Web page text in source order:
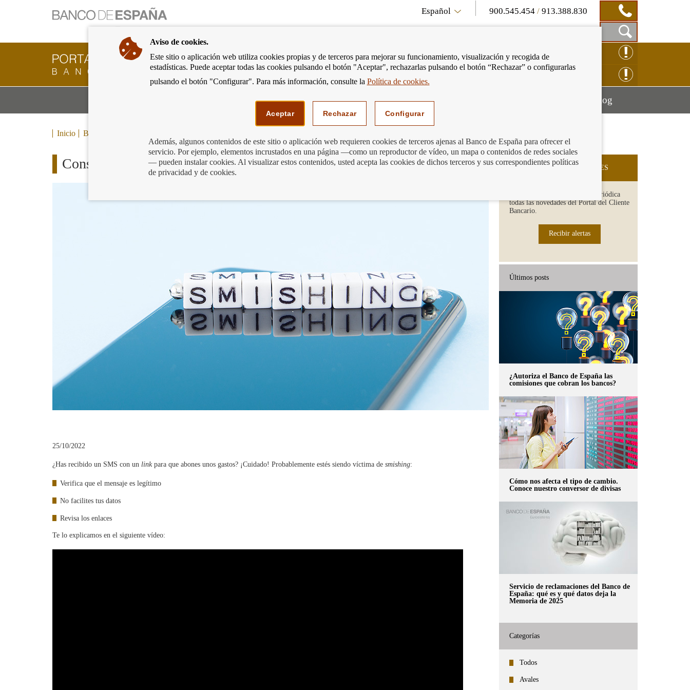
Ir
a
página
de
inicio
del
Español 900.545.454 /913.388.830
Mostrar
Caja
de
Búsqueda
Cliente
Bancario
Banco
ir
a
RECLAMACIÓN ONLINE
Podemos ayudarte Mostrar
menú
BlogMostrar
Inicio Blog
Consejos de la Policía Nacional para prevenir el Smishing
25/10/2022
¿Has recibido un SMS con un linkpara que abones unos gastos? ¡Cuidado! Probablemente estés siendo víctima de smishing:
Verifica que el mensaje es legítimo
No facilites tus datos
Revisa los enlaces
Te lo explicamos en el siguiente vídeo:
SUSCRIPCIÓN A NOVEDADES
Recibe en tu email de forma periódica
todas las novedades del Portal del Cliente
Bancario.
Recibir alertas
Últimos posts
¿Autoriza el Banco de España las
comisiones que cobran los bancos?
Cómo nos afecta el tipo de cambio.
Conoce nuestro conversor de divisas
Servicio de reclamaciones del Banco de
España: qué es y qué datos deja la
Memoria de 2025
Categorías
Todos
Avales
Aviso de cookies.
Este sitio o aplicación web utiliza cookies propias y de terceros para mejorar su funcionamiento, visualización y recogida de
estadísticas. Puede aceptar todas las cookies pulsando el botón "Aceptar", rechazarlas pulsando el botón “Rechazar” o configurarlas
pulsando el botón "Configurar". Para más información, consulte la Política de cookies.
Aceptar Rechazar Configurar
Además, algunos contenidos de este sitio o aplicación web requieren cookies de terceros ajenas al Banco de España para ofrecer el
servicio. Por ejemplo, elementos incrustados en una página —como un reproductor de vídeo, un mapa o contenidos de redes sociales
— pueden instalar cookies. Al visualizar estos contenidos, usted acepta las cookies de dichos terceros y sus correspondientes políticas
de privacidad y de cookies.